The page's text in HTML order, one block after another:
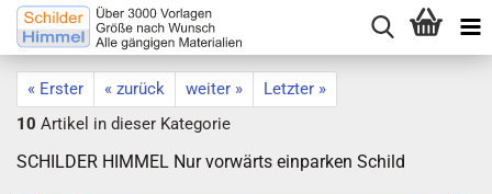
« Erster « zurück weiter »
Letzter »
10 Artikel in dieser Kategorie
SCHILDER HIMMEL Nur vorwärts einparken Schild